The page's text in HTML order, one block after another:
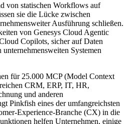
von statischen Workflows auf
sie die Lücke zwischen
Ausführung schließen.
von Genesys Cloud Agentic
Copilots, sicher auf Daten
Systemen
für 25.000 MCP (Model Context
CRM, ERP, IT, HR,
und anderen
Pinkfish eines der umfangreichsten
Experience-Branche (CX) in die
helfen Unternehmen, einige